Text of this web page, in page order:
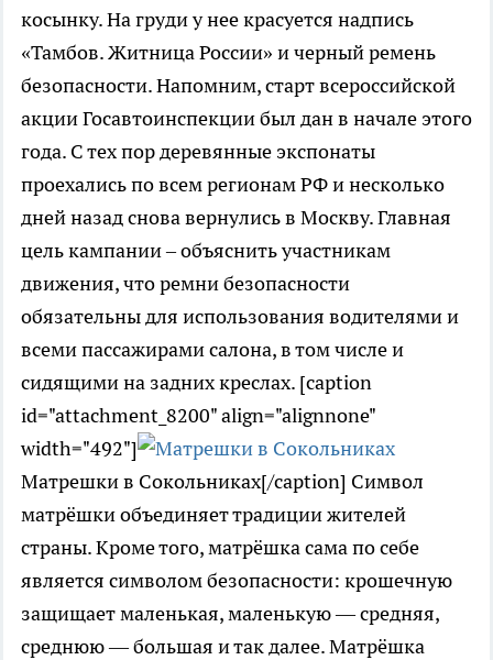
косынку. На груди у нее красуется надпись
«Тамбов. Житница России» и черный ремень
безопасности. Напомним, старт всероссийской
акции Госавтоинспекции был дан в начале этого
года. С тех пор деревянные экспонаты
проехались по всем регионам РФ и несколько
дней назад снова вернулись в Москву. Главная
цель кампании – объяснить участникам
движения, что ремни безопасности
обязательны для использования водителями и
всеми пассажирами салона, в том числе и
сидящими на задних креслах. [caption
id="attachment_8200" align="alignnone"
width="492"]
Матрешки в Сокольниках[/caption] Символ
матрёшки объединяет традиции жителей
страны. Кроме того, матрёшка сама по себе
является символом безопасности: крошечную
защищает маленькая, маленькую — средняя,
среднюю — большая и так далее. Матрёшка